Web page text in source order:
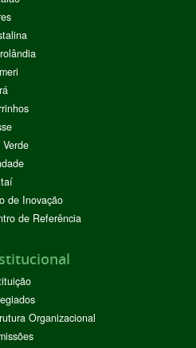
de Inovação
de Referência
Organizacional